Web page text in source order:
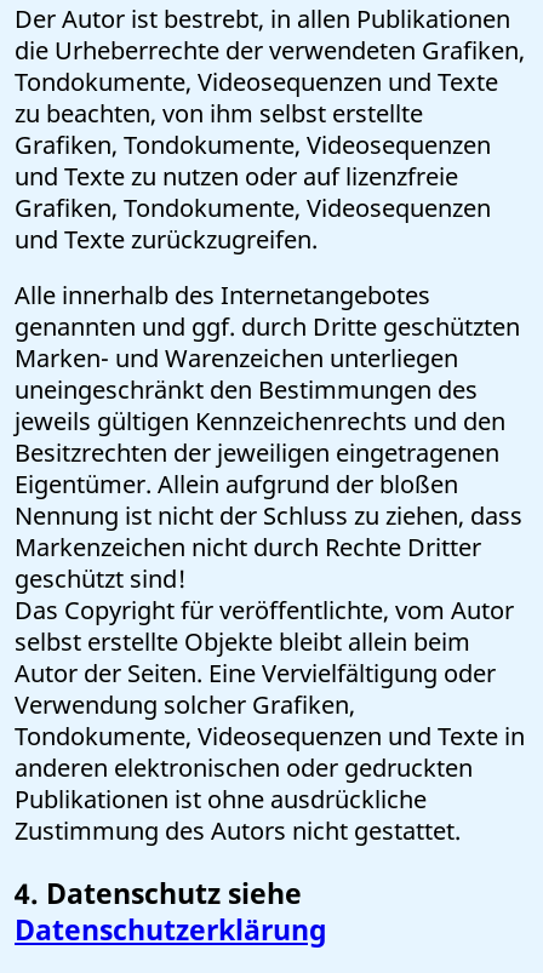
Der Autor ist bestrebt, in allen Publikationen
die Urheberrechte der verwendeten Grafiken,
Tondokumente, Videosequenzen und Texte
zu beachten, von ihm selbst erstellte
Grafiken, Tondokumente, Videosequenzen
und Texte zu nutzen oder auf lizenzfreie
Grafiken, Tondokumente, Videosequenzen
und Texte zurückzugreifen.
Alle innerhalb des Internetangebotes
genannten und ggf. durch Dritte geschützten
Marken- und Warenzeichen unterliegen
uneingeschränkt den Bestimmungen des
jeweils gültigen Kennzeichenrechts und den
Besitzrechten der jeweiligen eingetragenen
Eigentümer. Allein aufgrund der bloßen
Nennung ist nicht der Schluss zu ziehen, dass
Markenzeichen nicht durch Rechte Dritter
geschützt sind!
Das Copyright für veröffentlichte, vom Autor
selbst erstellte Objekte bleibt allein beim
Autor der Seiten. Eine Vervielfältigung oder
Verwendung solcher Grafiken,
Tondokumente, Videosequenzen und Texte in
anderen elektronischen oder gedruckten
Publikationen ist ohne ausdrückliche
Zustimmung des Autors nicht gestattet.
4. Datenschutz siehe
Datenschutzerklärung